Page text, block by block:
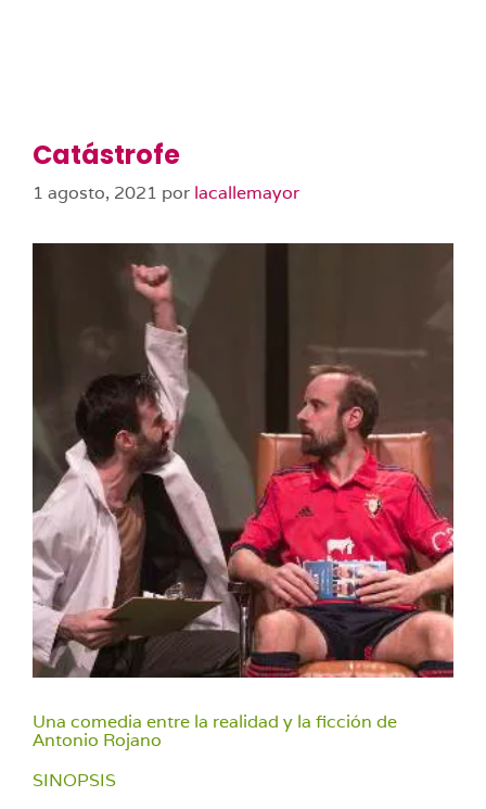
Catástrofe
1 agosto, 2021 por lacallemayor
Una comedia entre la realidad y la ficción de
Antonio Rojano
SINOPSIS